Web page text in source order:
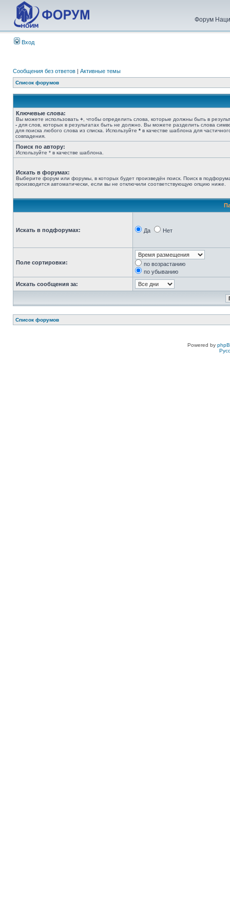
Форум
Вход
Сообщения без ответов | Активные темы
Список форумов
Ключевые слова:
Вы можете использовать + , чтобы определить слова, которые должны быть в
- для слов, которых в результатах быть не должно. Вы можете разделить слова
для поиска любого слова из списка. Используйте * в качестве шаблона для
совпадения.
Поиск по автору:
Используйте * в качестве шаблона.
Искать в форумах:
Выберите форум или форумы, в которых будет произведён поиск. Поиск в
производится автоматически, если вы не отключили соответствующую опцию ниже.
Искать в подфорумах: Да Нет
Поле сортировки:
по возрастанию
по убыванию
Искать сообщения за:
Список форумов
Powered by